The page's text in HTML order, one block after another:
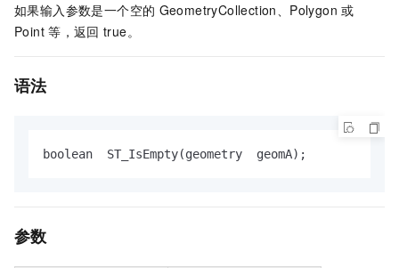
如果输入参数是一个空的 GeometryCollection、Polygon 或
Point 等，返回 true。
语法
boolean  ST_IsEmpty(geometry  geomA);
参数